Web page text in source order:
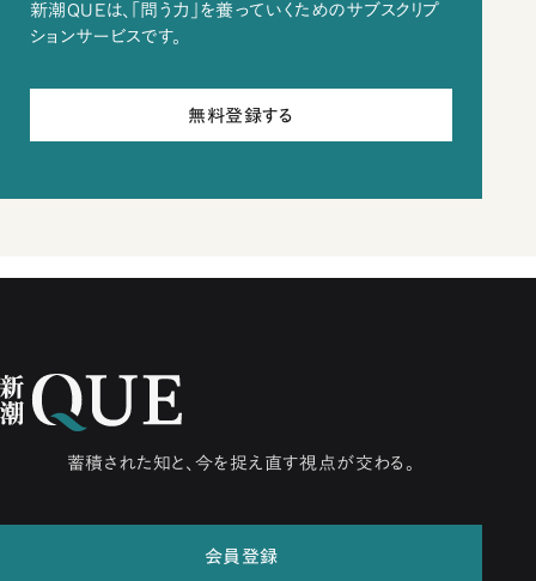
新潮QUEは、「問う力」を養っていくためのサブスクリプ
ションサービスです。
無料登録する
蓄積された知と、今を捉え直す視点が交わる。
会員登録